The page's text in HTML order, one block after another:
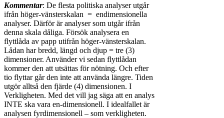
Kommentar: De flesta politiska analyser utgår
ifrån höger-vänsterskalan = endimensionella
analyser. Därför är analyser som utgår ifrån
denna skala dåliga. Försök analysera en
flyttlåda av papp utifrån höger-vänsterskalan.
Lådan har bredd, längd och djup = tre (3)
dimensioner. Använder vi sedan flyttlådan
kommer den att utsättas för nötning. Och efter
tio flyttar går den inte att använda längre. Tiden
utgör alltså den fjärde (4) dimensionen. I
Verkligheten. Med det vill jag säga att en analys
INTE ska vara en-dimensionell. I idealfallet är
analysen fyrdimensionell – som verkligheten.